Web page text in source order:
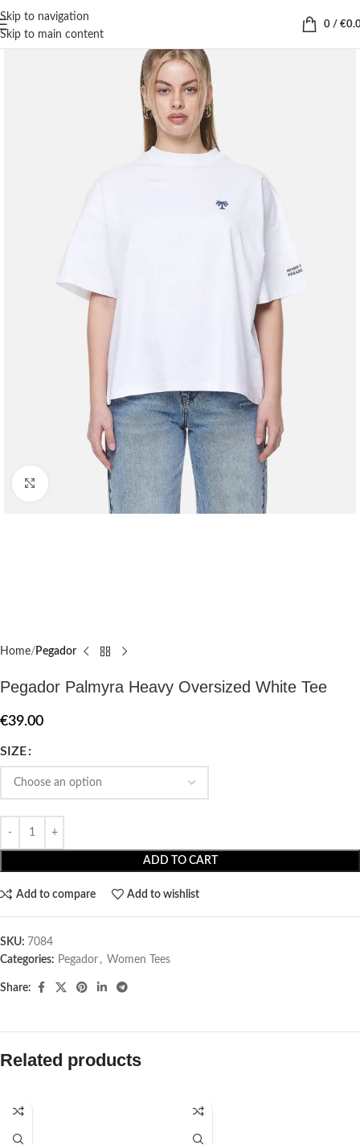
Skip to navigation
Skip to main content
0 / €
Click to enlarge
Home Pegador​
Pegador Palmyra Heavy Oversized White Tee
€39.00
SIZE
ADD TO CART
Add to compare Add to wishlist
SKU: 7084
Categories: Pegador​ , Women Tees
Share:
Related products